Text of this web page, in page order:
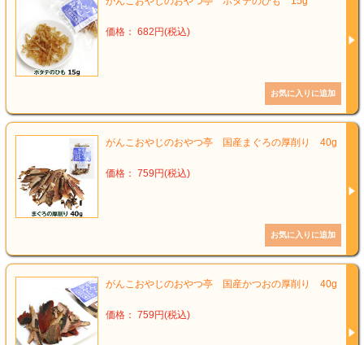
価格： 682円(税込)
がんこおやじのおやつ亭 国産まぐろの厚削り 40g
価格： 759円(税込)
がんこおやじのおやつ亭 国産かつおの厚削り 40g
価格： 759円(税込)